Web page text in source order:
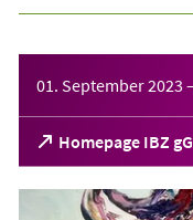
01. September 2023 –
Homepage IBZ
(Öffnet
in
einem
neuen